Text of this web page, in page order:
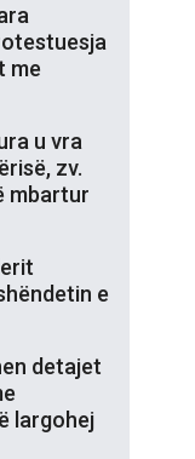
me
u vra
zv.
mbartur
e
detajet
largohej